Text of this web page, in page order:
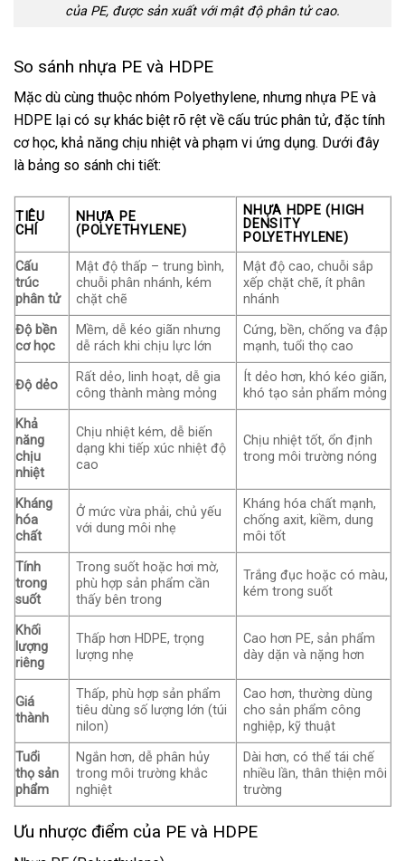
của PE, được sản xuất với mật độ phân tử cao.
So sánh nhựa PE và HDPE
Mặc dù cùng thuộc nhóm Polyethylene, nhưng nhựa PE và
HDPE lại có sự khác biệt rõ rệt về cấu trúc phân tử, đặc tính
cơ học, khả năng chịu nhiệt và phạm vi ứng dụng. Dưới đây
là bảng so sánh chi tiết:
TIÊU
CHÍ
NHỰA PE
(POLYETHYLENE)
NHỰA HDPE (HIGH
DENSITY
POLYETHYLENE)
Cấu
trúc
phân tử
Mật độ thấp – trung bình,
chuỗi phân nhánh, kém
chặt chẽ
Mật độ cao, chuỗi sắp
xếp chặt chẽ, ít phân
nhánh
Độ bền
cơ học
Mềm, dễ kéo giãn nhưng
dễ rách khi chịu lực lớn
Cứng, bền, chống va đập
mạnh, tuổi thọ cao
Độ dẻo
Rất dẻo, linh hoạt, dễ gia
công thành màng mỏng
Ít dẻo hơn, khó kéo giãn,
khó tạo sản phẩm mỏng
Khả
năng
chịu
nhiệt
Chịu nhiệt kém, dễ biến
dạng khi tiếp xúc nhiệt độ
cao
Chịu nhiệt tốt, ổn định
trong môi trường nóng
Kháng
hóa
chất
Ở mức vừa phải, chủ yếu
với dung môi nhẹ
Kháng hóa chất mạnh,
chống axit, kiềm, dung
môi tốt
Tính
trong
suốt
Trong suốt hoặc hơi mờ,
phù hợp sản phẩm cần
thấy bên trong
Trắng đục hoặc có màu,
kém trong suốt
Khối
lượng
riêng
Thấp hơn HDPE, trọng
lượng nhẹ
Cao hơn PE, sản phẩm
dày dặn và nặng hơn
Giá
thành
Thấp, phù hợp sản phẩm
tiêu dùng số lượng lớn (túi
nilon)
Cao hơn, thường dùng
cho sản phẩm công
nghiệp, kỹ thuật
Tuổi
thọ sản
phẩm
Ngắn hơn, dễ phân hủy
trong môi trường khắc
nghiệt
Dài hơn, có thể tái chế
nhiều lần, thân thiện môi
trường
Ưu nhược điểm của PE và HDPE